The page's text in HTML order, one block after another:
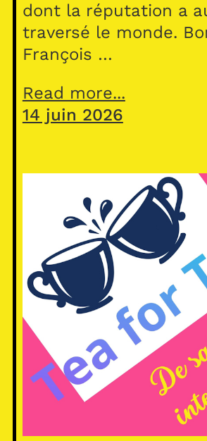
dont la réputation a
traversé le monde.
François …
Read more...
14 juin 2026